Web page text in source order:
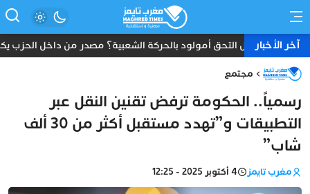
آخر الأخبارهل التحق أمولود بالحركة الشعبية؟ مصدر من داخل الحزب
مجتمع
رسمياً.. الحكومة ترفض تقنين النقل عبر
التطبيقات و”تهدد مستقبل أكثر من 30 ألف
شاب”
مغرب تايمز 4 أكتوبر 2025 - 12:25